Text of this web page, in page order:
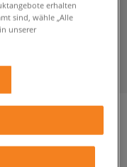
erhalten
sind, wähle „Alle
unserer